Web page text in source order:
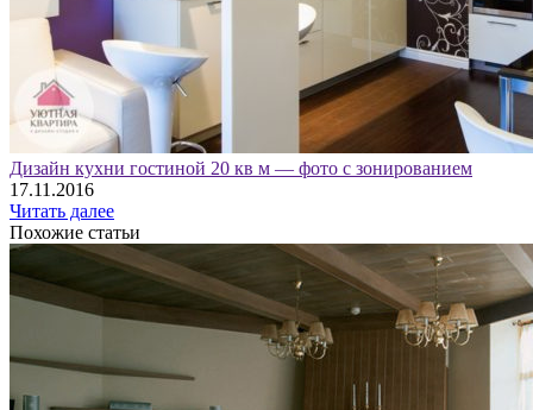
Дизайн кухни гостиной 20 кв м — фото с зонированием
17.11.2016
Читать далее
Похожие статьи